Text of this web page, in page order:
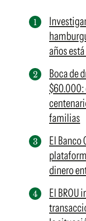
años
Boca de
$60.000:
familias
El Banco
dinero
El